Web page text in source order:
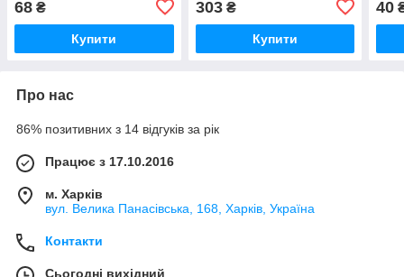
68 ₴
Купити
303₴
Купити
40
Про нас
86% позитивних з 14 відгуків за рік
Працює з 17.10.2016
м. Харків
вул. Велика Панасівська, 168, Харків, Україна
Контакти
Сьогодні вихідний